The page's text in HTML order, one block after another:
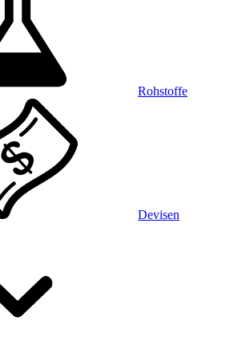
Rohstoffe
Devisen